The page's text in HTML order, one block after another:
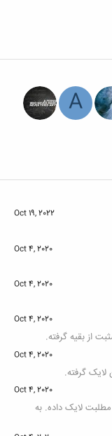
A
Oct 19, 2022
Oct 4, 2020
Oct 4, 2020
Oct 4, 2020
Oct 4, 2020
Oct 4, 2020
لایک داده. به